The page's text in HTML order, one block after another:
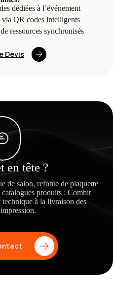
dédiées à l’événement
via QR codes intelligents
ressources synchronisés
Devis
en tête ?
de salon, refonte de plaquette
produits : Comhit
à la livraison des